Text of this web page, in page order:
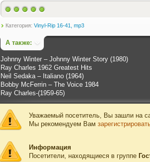
Категория: Vinyl-Rip 16-41, mp3
А также:
Johnny Winter ‎– Johnny Winter Story (1980)
Ray Charles 1962 Greatest Hits
Neil Sedaka ‎– Italiano (1964)
Bobby McFerrin ‎– The Voice 1984
Ray Charles-(1959-65)
Уважаемый посетитель, Вы зашли на
Мы рекомендуем Вам
Информация
Посетители, находящиеся в группе